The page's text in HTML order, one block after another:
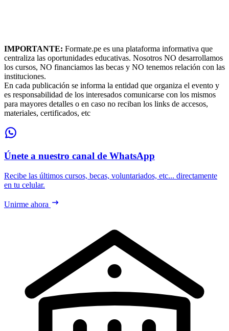
IMPORTANTE: Formate.pe es una plataforma informativa que
centraliza las oportunidades educativas. Nosotros NO desarrollamos
los cursos, NO financiamos las becas y NO tenemos relación con las
instituciones.
En cada publicación se informa la entidad que organiza el evento y
es responsabilidad de los interesados comunicarse con los mismos
para mayores detalles o en caso no reciban los links de accesos,
materiales, certificados, etc
Únete a nuestro canal de WhatsApp
Recibe las últimos cursos, becas, voluntariados, etc... directamente
en tu celular.
Unirme ahora